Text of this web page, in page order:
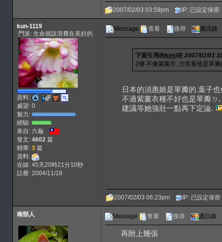
2007/02/03 03:59pm IP: 已設定保密
kun-1119
門派: 生命就該浪費在美好的
資料:
威望: 0
魅力:
經驗:
來自: 六龜
發文: 4602篇
精華: 3篇
資料:
在線: 45天20時21分10秒
註冊: 2004/11/18
Message 查看 搜尋 通訊錄
下面引用由 kimi在 2007/02/01
2樓 不像紫薰衣, 注意看他是單瓣
日本的須惠姬是單瓣的.葉子也
不過紫薰衣種不好也是單瓣ㄉ.
建議等她強壯一點再下定論.
2007/02/03 06:23pm IP: 已設定保密
南部人 Message 查看 搜尋 通訊錄
再附上幾張